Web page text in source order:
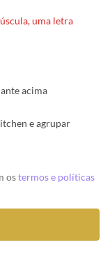
uma letra
acima
e agrupar
ostermos e políticas